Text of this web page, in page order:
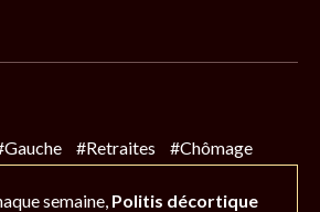
#Retraites #Chômage
semaine, Politis décortique